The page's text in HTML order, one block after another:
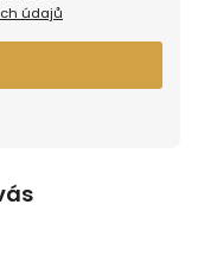
údajů